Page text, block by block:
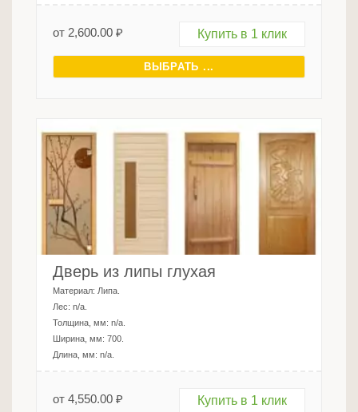
от 2,600.00 ₽ Купить в 1 клик
ВЫБРАТЬ ...
Дверь из липы глухая
Материал: Липа
Лес: n/a
Толщина, мм: n/a
Ширина, мм: 700
Длина, мм: n/a
от 4,550.00 ₽ Купить в 1 клик